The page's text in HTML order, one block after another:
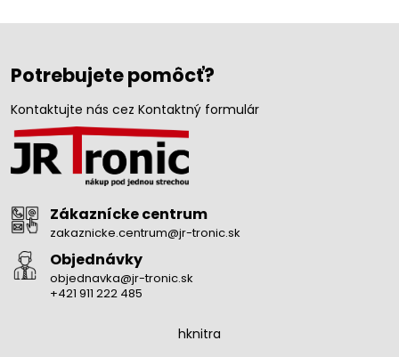
Potrebujete pomôcť?
Kontaktujte nás cez Kontaktný formulár
Zákaznícke centrum
zakaznicke.centrum@jr-tronic.sk
Objednávky
objednavka@jr-tronic.sk
+421 911 222 485
hknitra